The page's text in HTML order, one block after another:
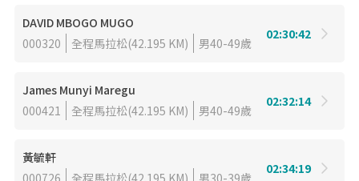
DAVID MBOGO MUGO
000320
全程馬拉松(42.195 KM) 男40-49歲
02:30:42
James Munyi Maregu
000421
全程馬拉松(42.195 KM) 男40-49歲
02:32:14
黃毓軒
000726
全程馬拉松(42.195 KM) 男30-39歲
02:34:19